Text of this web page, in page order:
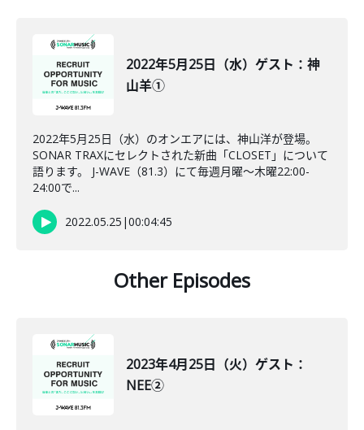
2022年5月25日（水）ゲスト：神
山羊①
2022年5月25日（水）のオンエアには、神山洋が登場。
SONAR TRAXにセレクトされた新曲「CLOSET」について
語ります。 J-WAVE（81.3）にて毎週月曜～木曜22:00-
24:00で...
2022.05.25 |00:04:45
Other Episodes
2023年4月25日（火）ゲスト：
NEE②